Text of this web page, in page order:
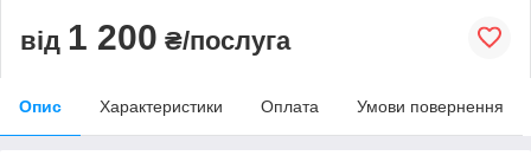
від 1 200 ₴/послуга
Опис Характеристики Оплата Умови повернення